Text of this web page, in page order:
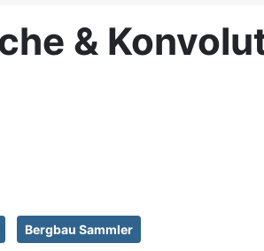
&
Bergbau Sammler